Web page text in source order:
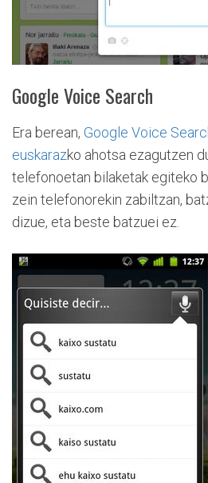
Google Voice Search
Era berean, Google Voice
euskarazko ahotsa ezagutzen
telefonoetan bilaketak egiteko
zein telefonorekin zabiltzan,
dizue, eta beste batzuei ez.